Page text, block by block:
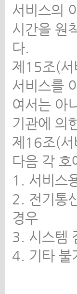
서비스의
시간을 원
다.
제15조(서
서비스를
여서는 아
기관에 의
제16조(서
다음 각
1. 서비스
2. 전기통
경우
3. 시스템
4. 기타 불